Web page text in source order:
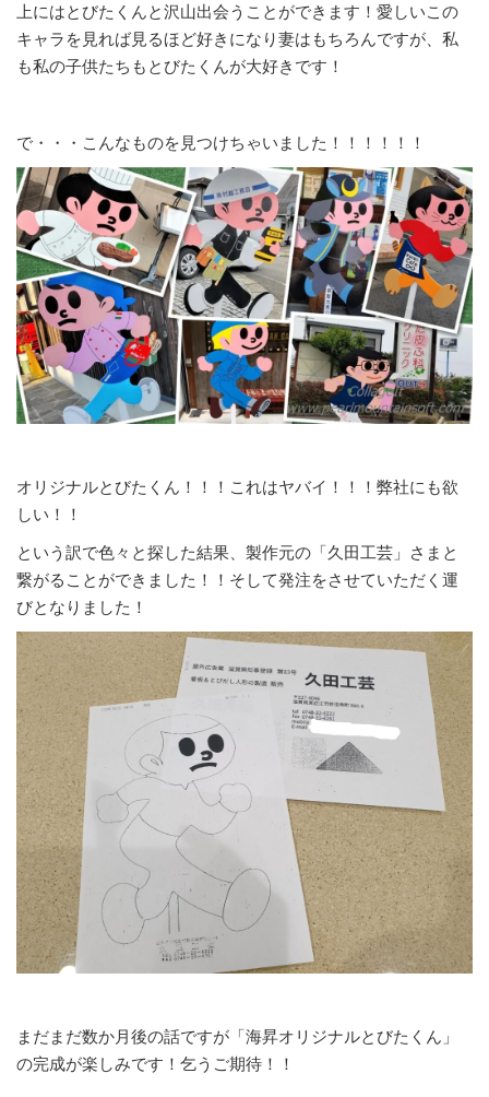
上にはとびたくんと沢山出会うことができます！愛しいこの
キャラを見れば見るほど好きになり妻はもちろんですが、私
も私の子供たちもとびたくんが大好きです！
で・・・こんなものを見つけちゃいました！！！！！！
オリジナルとびたくん！！！これはヤバイ！！！弊社にも欲
しい！！
という訳で色々と探した結果、製作元の「久田工芸」さまと
繋がることができました！！そして発注をさせていただく運
びとなりました！
まだまだ数か月後の話ですが「海昇オリジナルとびたくん」
の完成が楽しみです！乞うご期待！！